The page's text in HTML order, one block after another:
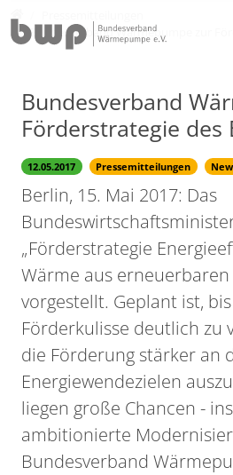
Bundesverband Wärmepumpe zur
Bundesverband
Förderstrategie des
12.05.2017 Pressemitteilungen
Berlin, 15. Mai 2017: Das
„Förderstrategie
Wärme aus erneuerbaren
vorgestellt. Geplant ist,
Förderkulisse deutlich zu
die Förderung stärker an
Energiewendezielen
liegen große Chancen -
ambitionierte
Bundesverband